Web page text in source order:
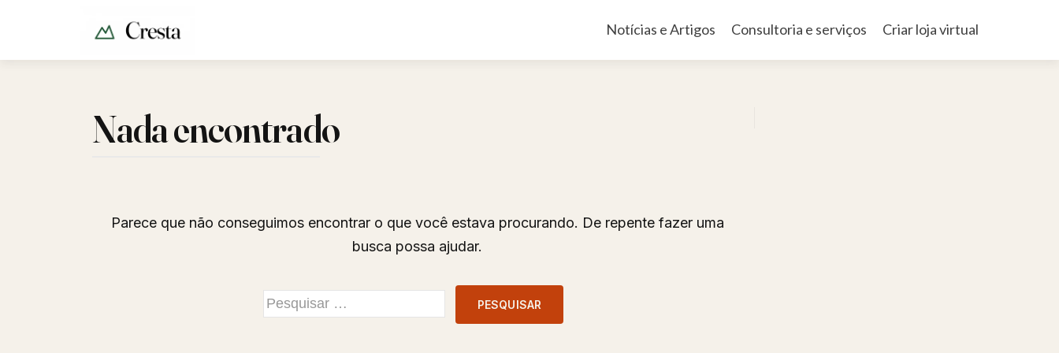
para
o
Notícias e Artigos Consultoria e serviços Criar loja virtual
Nada encontrado
Parece que não conseguimos encontrar o que você estava procurando. De repente fazer uma
busca possa ajudar.
Pesquisar